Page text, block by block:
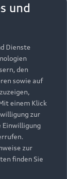
und
Dienste
den
sowie auf
einem Klick
zur
Einwilligung
zur
finden Sie